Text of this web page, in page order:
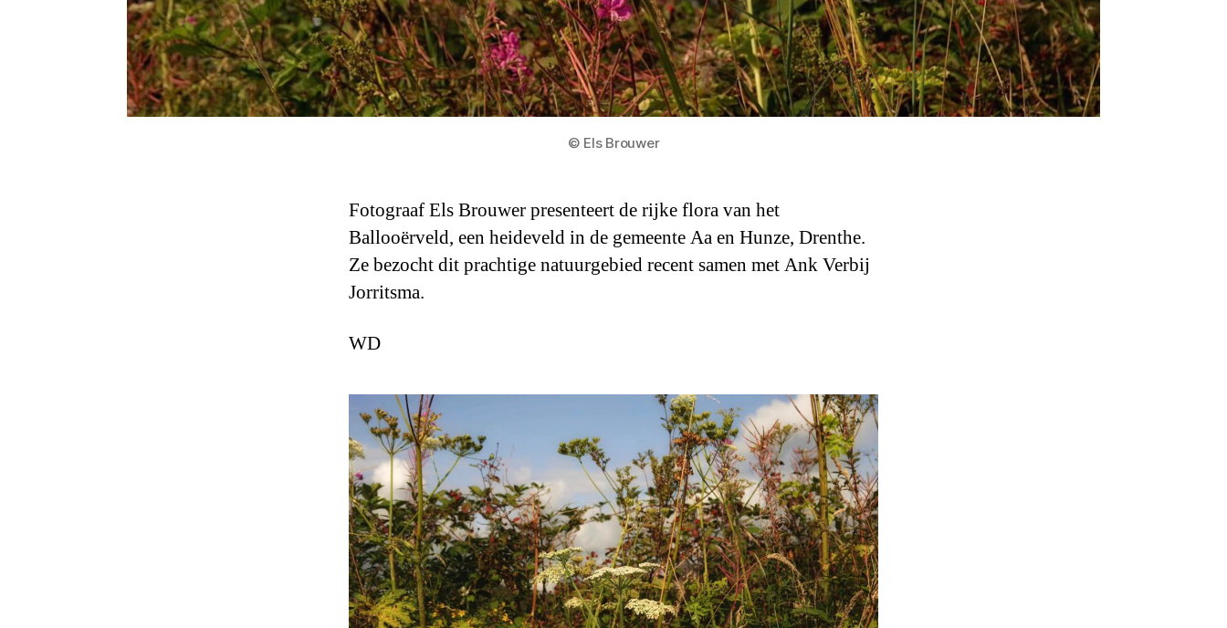
© Els Brouwer
Fotograaf Els Brouwer presenteert de rijke flora van het
Ballooërveld, een heideveld in de gemeente Aa en Hunze, Drenthe.
Ze bezocht dit prachtige natuurgebied recent samen met Ank Verbij
Jorritsma.
WD